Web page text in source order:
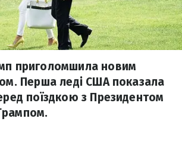
приголомшила новим
Перша леді США показала
поїздкою з Президентом